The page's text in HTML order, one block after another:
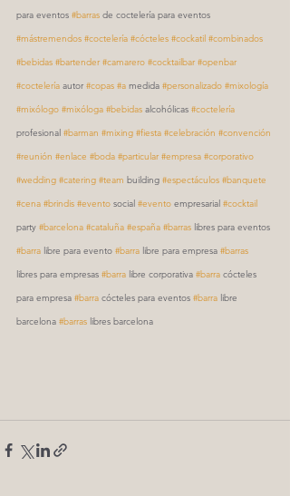
para eventos #barras de coctelería para eventos
#mástremendos #coctelería #cócteles #cockatil #combinados
#bebidas #bartender #camarero #cocktailbar #openbar
#coctelería autor #copas #a medida #personalizado #mixología
#mixólogo #mixóloga #bebidas alcohólicas #coctelería
profesional #barman #mixing #fiesta #celebración #convención
#reunión #enlace #boda #particular #empresa #corporativo
#wedding #catering #team building #espectáculos #banquete
#cena #brindis #evento social #evento empresarial #cocktail
party #barcelona #cataluña #españa #barras libres para eventos
#barra libre para evento #barra libre para empresa #barras
libres para empresas #barra libre corporativa #barra cócteles
para empresa #barra cócteles para eventos #barra libre
barcelona #barras libres barcelona